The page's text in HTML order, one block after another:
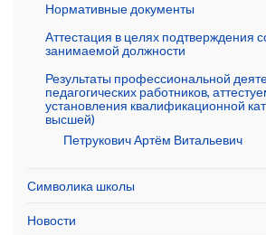
Нормативные документы
Аттестация в целях подтверждения
занимаемой должности
Результаты профессиональной
педагогических работников,
установления квалификационной
высшей)
Петрукович Артём Витальевич
Символика школы
Новости